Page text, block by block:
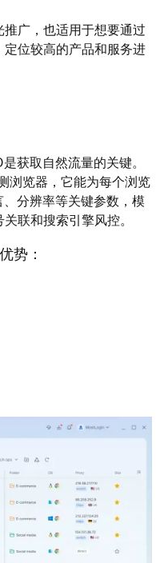
广，也适用于想要通过
位较高的产品和服务进
获取自然流量的关键。
浏览器，它能为每个浏览
分辨率等关键参数，模
联和搜索引擎风控。
势：